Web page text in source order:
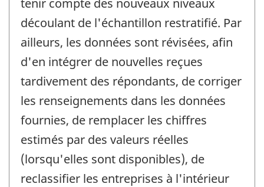
découlant de l'échantillon restratifié. Par
ailleurs, les données sont révisées, afin
d'en intégrer de nouvelles reçues
tardivement des répondants, de corriger
les renseignements dans les données
fournies, de remplacer les chiffres
estimés par des valeurs réelles
(lorsqu'elles sont disponibles), de
reclassifier les entreprises à l'intérieur